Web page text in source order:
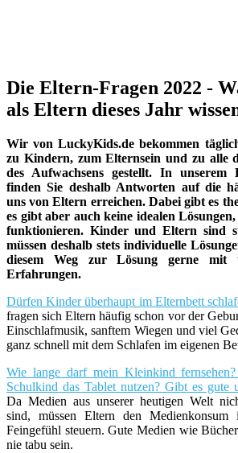
Die Eltern-Fragen 2022 -
als Eltern dieses Jahr
Wir von LuckyKids.de bekommen
zu Kindern, zum Elternsein und zu alle
des Aufwachsens gestellt. In unserem
finden Sie deshalb Antworten auf die
uns von Eltern erreichen. Dabei gibt es
es gibt aber auch keine idealen
funktionieren. Kinder und Eltern sind
müssen deshalb stets individuelle
diesem Weg zur Lösung gerne mit
Erfahrungen.
Dürfen Kinder überhaupt im Elternbett
fragen sich Eltern häufig schon vor der
Einschlafmusik, sanftem Wiegen und viel
ganz schnell mit dem Schlafen im eigenen
Wie lange darf mein Kleinkind
Schulkind das Tablet nutzen? Gibt es gute
Da Medien aus unserer heutigen Welt
sind, müssen Eltern den
Feingefühl steuern. Gute Medien wie
nie tabu sein.